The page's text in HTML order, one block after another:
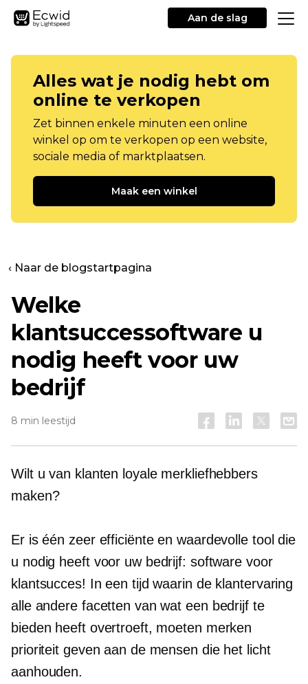
Aan de slag
Alles wat je nodig hebt om
online te verkopen
Zet binnen enkele minuten een online
winkel op om te verkopen op een website,
sociale media of marktplaatsen.
Maak een winkel
‹ Naar de blogstartpagina
Welke
klantsuccessoftware u
nodig heeft voor uw
bedrijf
8 min leestijd
Wilt u van klanten loyale merkliefhebbers
maken?
Er is één zeer efficiënte en waardevolle tool die
u nodig heeft voor uw bedrijf: software voor
klantsucces! In een tijd waarin de klantervaring
alle andere facetten van wat een bedrijf te
bieden heeft overtroeft, moeten merken
prioriteit geven aan de mensen die het licht
aanhouden.